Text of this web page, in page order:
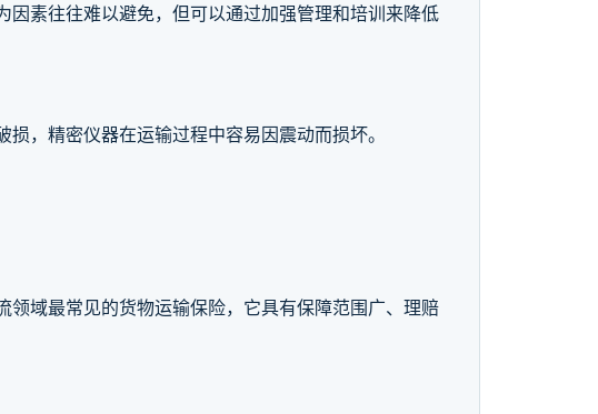
素往往难以避免，但可以通过加强管理和培训来降低
，精密仪器在运输过程中容易因震动而损坏。
域最常见的货物运输保险，它具有保障范围广、理赔